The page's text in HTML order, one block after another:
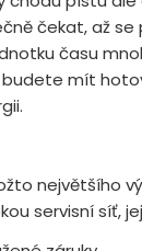
čekat, až se
času
mít
největšího
servisní síť,